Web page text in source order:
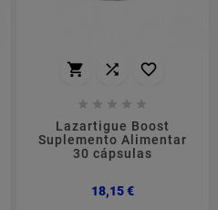
  
    
Lazartigue Boost
Suplemento Alimentar
30 cápsulas
18,15 €Preço